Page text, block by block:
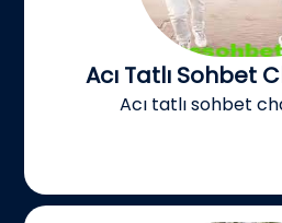
Acı Tatlı Sohbet
Acı tatlı sohbet